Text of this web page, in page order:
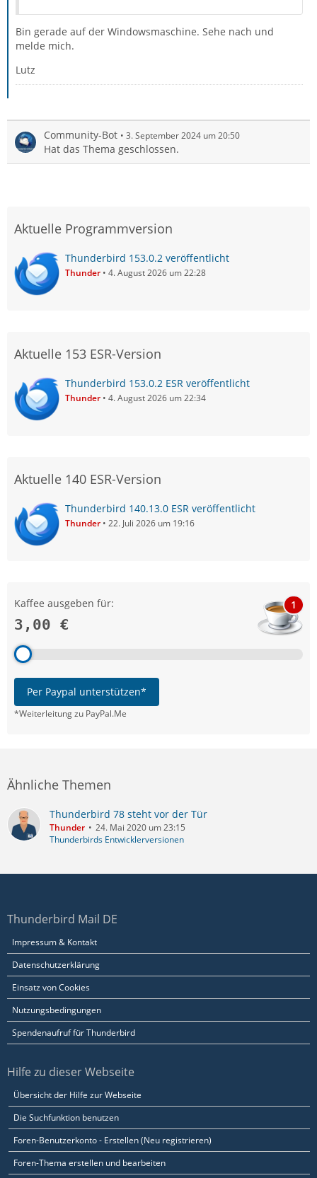
Bin gerade auf der Windowsmaschine. Sehe nach und
melde mich.
Lutz
Community-Bot 3. September 2024 um 20:50
Hat das Thema geschlossen.
Aktuelle Programmversion
Thunderbird 153.0.2 veröffentlicht
Thunder 4. August 2026 um 22:28
Aktuelle 153 ESR-Version
Thunderbird 153.0.2 ESR veröffentlicht
Thunder 4. August 2026 um 22:34
Aktuelle 140 ESR-Version
Thunderbird 140.13.0 ESR veröffentlicht
Thunder 22. Juli 2026 um 19:16
Kaffee ausgeben für:
3,00 €
1
Per Paypal unterstützen*
*Weiterleitung zu PayPal.Me
Ähnliche Themen
Thunderbird 78 steht vor der Tür
Thunder
24. Mai 2020 um 23:15
Thunderbirds Entwicklerversionen
Thunderbird Mail DE
Impressum & Kontakt
Datenschutzerklärung
Einsatz von Cookies
Nutzungsbedingungen
Spendenaufruf für Thunderbird
Hilfe zu dieser Webseite
Übersicht der Hilfe zur Webseite
Die Suchfunktion benutzen
Foren-Benutzerkonto - Erstellen (Neu registrieren)
Foren-Thema erstellen und bearbeiten